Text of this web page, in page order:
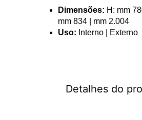
Detalhes do
Dimensões: H: mm
mm 834 | mm 2.004
Uso: Interno | Externo